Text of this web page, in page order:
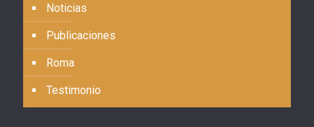
Noticias
Publicaciones
Roma
Testimonio